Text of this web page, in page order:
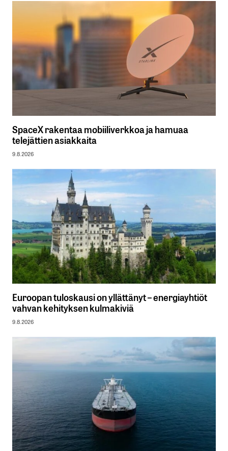
SpaceX rakentaa mobiiliverkkoa ja hamuaa
telejättien asiakkaita
9.8.2026
Euroopan tuloskausi on yllättänyt – energiayhtiöt
vahvan kehityksen kulmakiviä
9.8.2026